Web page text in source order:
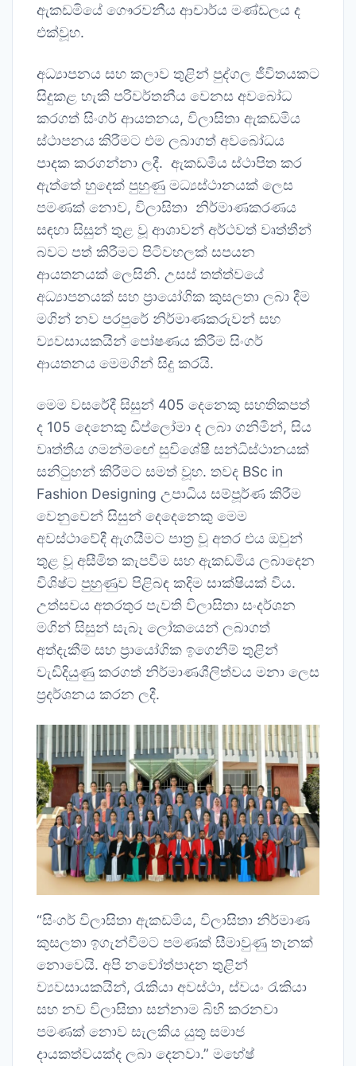
ඇකඩමියේ ගෞරවනීය ආචාර්ය මණ්ඩලය ද
එක්වූහ.
අධ්‍යාපනය සහ කලාව තුළින් පුද්ගල ජීවිතයකට
සිදුකළ හැකි පරිවර්තනීය වෙනස අවබෝධ
කරගත් සිංගර් ආයතනය, විලාසිතා ඇකඩමිය
ස්ථාපනය කිරීමට එම ලබාගත් අවබෝධය
පාදක කරගන්නා ලදී. ඇකඩමිය ස්ථාපිත කර
ඇත්තේ හුදෙක් පුහුණු මධ්‍යස්ථානයක් ලෙස
පමණක් නොව, විලාසිතා නිර්මාණකරණය
සඳහා සිසුන් තුළ වූ ආශාවන් අර්ථවත් වෘත්තීන්
බවට පත් කිරීමට පිටිවහලක් සපයන
ආයතනයක් ලෙසිනි. උසස් තත්ත්වයේ
අධ්‍යාපනයක් සහ ප්‍රායෝගික කුසලතා ලබා දීම
මගින් නව පරපුරේ නිර්මාණකරුවන් සහ
ව්‍යවසායකයින් පෝෂණය කිරීම සිංගර්
ආයතනය මෙමගින් සිදු කරයි.
මෙම වසරේදී සිසුන් 405 දෙනෙකු සහතිකපත්
ද 105 දෙනෙකු ඩිප්ලෝමා ද ලබා ගනිමින්, සිය
වෘත්තීය ගමන්මඟේ සුවිශේෂී සන්ධිස්ථානයක්
සනිටුහන් කිරීමට සමත් වූහ. තවද BSc in
Fashion Designing උපාධිය සම්පූර්ණ කිරීම
වෙනුවෙන් සිසුන් දෙදෙනෙකු මෙම
අවස්ථාවේදී ඇගයීමට පාත්‍ර වූ අතර එය ඔවුන්
තුළ වූ අසීමිත කැපවීම සහ ඇකඩමිය ලබාදෙන
විශිෂ්ට පුහුණුව පිළිබඳ කදිම සාක්ෂියක් විය.
උත්සවය අතරතුර පැවති විලාසිතා සංදර්ශන
මගින් සිසුන් සැබෑ ලෝකයෙන් ලබාගත්
අත්දැකීම් සහ ප්‍රායෝගික ඉගෙනීම් තුළින්
වැඩිදියුණු කරගත් නිර්මාණශීලිත්වය මනා ලෙස
ප්‍රදර්ශනය කරන ලදී.
“සිංගර් විලාසිතා ඇකඩමිය, විලාසිතා නිර්මාණ
කුසලතා ඉගැන්වීමට පමණක් සීමාවුණු තැනක්
නොවෙයි. අපි නවෝත්පාදන තුළින්
ව්‍යවසායකයින්, රැකියා අවස්ථා, ස්වයං රැකියා
සහ නව විලාසිතා සන්නාම බිහි කරනවා
පමණක් නොව සැලකිය යුතු සමාජ
දායකත්වයක්ද ලබා දෙනවා.” මහේෂ්